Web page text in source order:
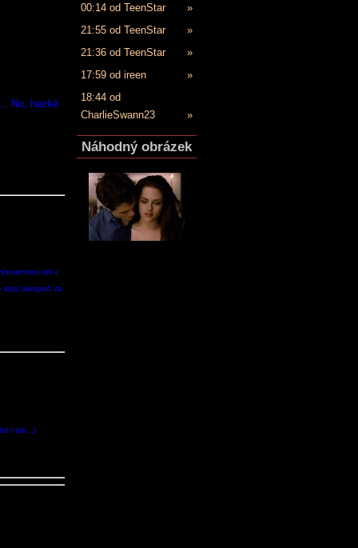
No, hezké
roli v
stojí alespoň za
i tak. ;)
00:14 od TeenStar
»
21:55 od TeenStar
»
21:36 od TeenStar
»
17:59 od ireen
»
18:44 od
CharlieSwann23
»
Náhodný obrázek